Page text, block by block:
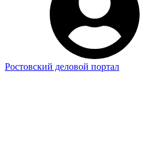
Ростовский деловой портал